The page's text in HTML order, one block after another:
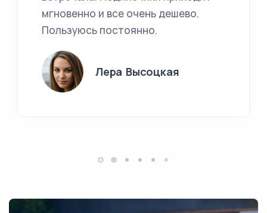
мгновенно и все очень дешево.
Пользуюсь постоянно.
Лера Высоцкая